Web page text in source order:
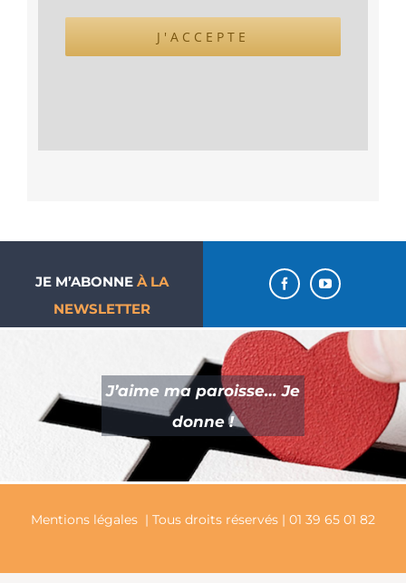
J'ACCEPTE
JE M’ABONNE À LA
NEWSLETTER
J’aime ma paroisse… Je
donne !
Mentions légales | Tous droits réservés | 01 39 65 01 82